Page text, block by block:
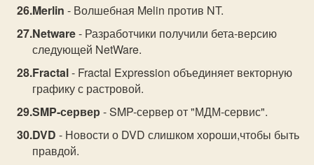
Merlin - Волшебная Melin против NT.
Netware- Разработчики получили бета-версию
следующей NetWare.
Fractal- Fractal Expression объединяет векторную
графику с растровой.
SMP-сервер - SMP-сервер от "МДМ-сервис".
DVD - Новости о DVD слишком хороши,чтобы быть
правдой.